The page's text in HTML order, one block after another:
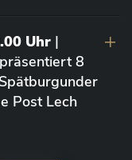
Uhr |
8
Post Lech